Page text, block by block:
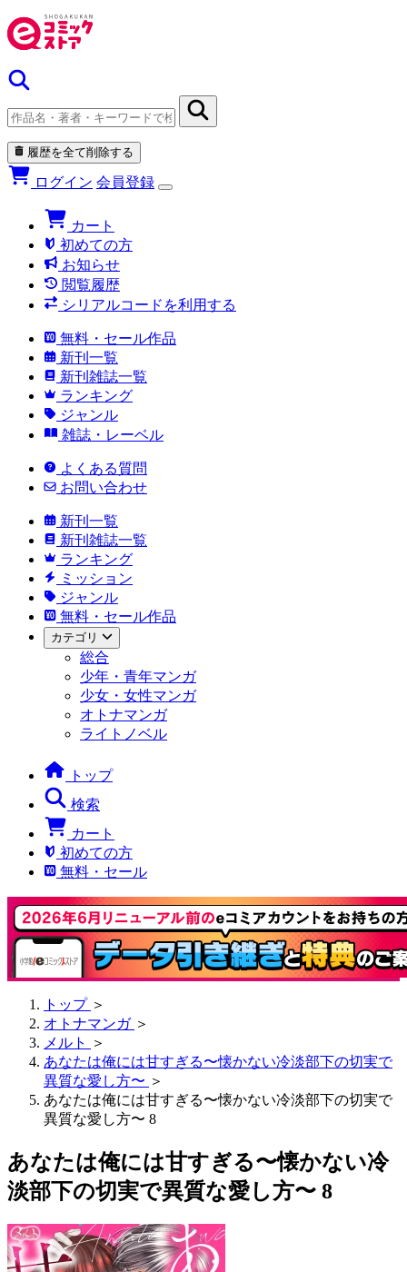
履歴を全て削除する
ログイン 会員登録
カート
初めての方
お知らせ
閲覧履歴
シリアルコードを利用する
無料・セール作品
新刊一覧
新刊雑誌一覧
ランキング
ジャンル
雑誌・レーベル
よくある質問
お問い合わせ
新刊一覧
新刊雑誌一覧
ランキング
ミッション
ジャンル
無料・セール作品
カテゴリ
総合
少年・青年マンガ
少女・女性マンガ
オトナマンガ
ライトノベル
トップ
検索
カート
初めての方
無料・セール
トップ ＞
オトナマンガ ＞
メルト
＞
あなたは俺には甘すぎる〜懐かない冷淡部下の切実で
異質な愛し方〜 ＞
あなたは俺には甘すぎる〜懐かない冷淡部下の切実で
異質な愛し方〜 8
あなたは俺には甘すぎる〜懐かない冷
淡部下の切実で異質な愛し方〜 8